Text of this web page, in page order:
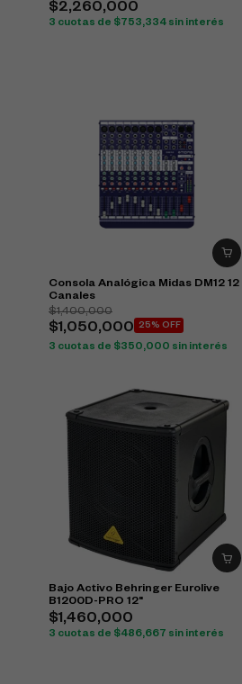
$2,260,000
3 cuotas de $ 753,334 sin interés
Consola Analógica Midas DM12 12
Canales
$1,400,000
$1,050,000 25% OFF
3 cuotas de $350,000 sin interés
Bajo Activo Behringer Eurolive
B1200D-PRO 12"
$1,460,000
3 cuotas de $486,667 sin interés